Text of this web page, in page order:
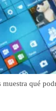
qué